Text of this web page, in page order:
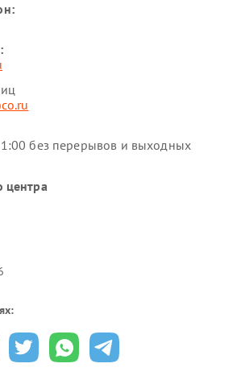
без перерывов и выходных
центра